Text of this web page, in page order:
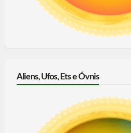
Aliens, Ufos, Ets e Óvnis